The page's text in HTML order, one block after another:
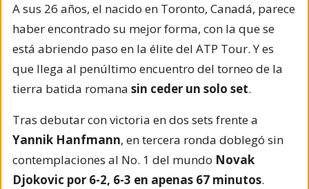
A sus 26 años, el nacido en Toronto, Canadá, parece
haber encontrado su mejor forma, con la que se
está abriendo paso en la élite del ATP Tour. Y es
que llega al penúltimo encuentro del torneo de la
tierra batida romana sin ceder un solo set.
Tras debutar con victoria en dos sets frente a
Yannik Hanfmann, en tercera ronda doblegó sin
contemplaciones al No. 1 del mundo Novak
Djokovic por 6-2, 6-3 en apenas 67 minutos.